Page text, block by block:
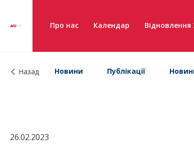
Про нас Календар Відновлення
Назад Новини Публікації
26.02.2023